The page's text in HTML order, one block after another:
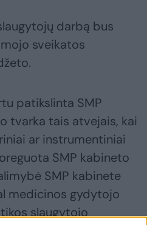
darbą bus
sveikatos
patikslinta SMP
tvarka tais atvejais, kai
ar instrumentiniai
SMP kabineto
SMP kabinete
medicinos gydytojo
slaugytojo